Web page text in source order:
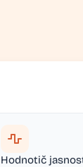
Hodnotič